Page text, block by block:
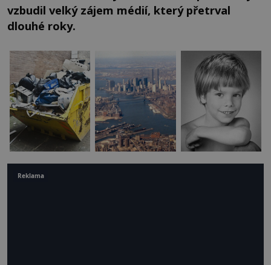
vzbudil velký zájem médií, který přetrval
dlouhé roky.
Reklama